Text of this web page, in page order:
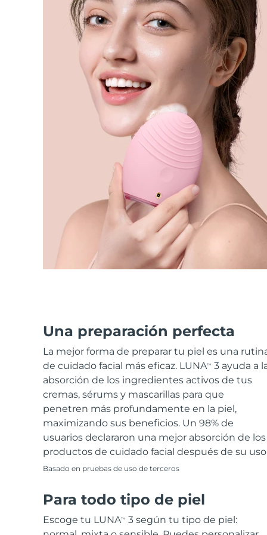
Una preparación perfecta
La mejor forma de preparar tu piel es una
de cuidado facial más eficaz. LUNATM
3 ayuda a
absorción de los ingredientes activos de tus
cremas, sérums y mascarillas para que
penetren más profundamente en la piel,
maximizando sus beneficios. Un 98% de
usuarios declararon una mejor absorción de los
productos de cuidado facial después de su
Basado en pruebas de uso de terceros
Para todo tipo de piel
Escoge tu LUNATM
3 según tu tipo de piel: